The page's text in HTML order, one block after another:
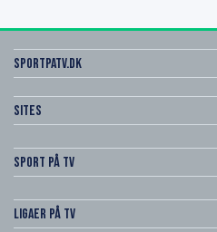
SportPaTV.dk
Sites
Sport på TV
Ligaer på TV